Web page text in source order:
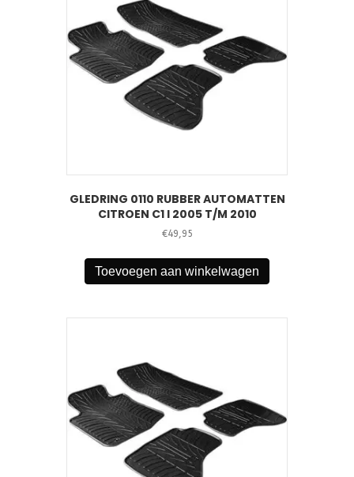
GLEDRING 0110 RUBBER AUTOMATTEN
CITROEN C1 I 2005 T/M 2010
€49,95
Toevoegen aan winkelwagen